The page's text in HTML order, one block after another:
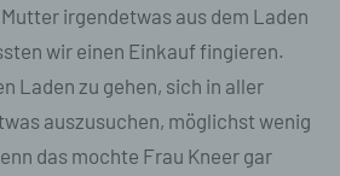
irgendetwas aus dem Laden
wir einen Einkauf fingieren.
Laden zu gehen, sich in aller
auszusuchen, möglichst wenig
das mochte Frau Kneer gar